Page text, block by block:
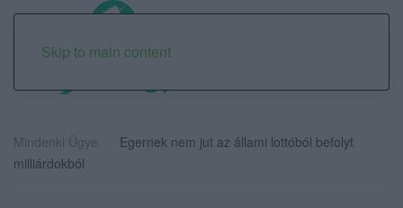
Skip to main content
Mindenki Ügye
Egernek nem jut az állami lottóból befolyt
milliárdokból